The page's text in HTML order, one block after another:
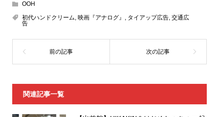
OOH
初代ハンドクリーム, 映画『アナログ』 , タイアップ広告, 交通広
告
関連記事一覧